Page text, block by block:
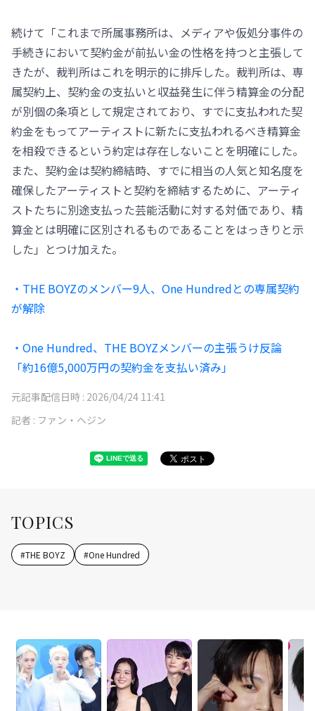
続けて「これまで所属事務所は、メディアや仮処分事件の
手続きにおいて契約金が前払い金の性格を持つと主張して
きたが、裁判所はこれを明示的に排斥した。裁判所は、専
属契約上、契約金の支払いと収益発生に伴う精算金の分配
が別個の条項として規定されており、すでに支払われた契
約金をもってアーティストに新たに支払われるべき精算金
を相殺できるという約定は存在しないことを明確にした。
また、契約金は契約締結時、すでに相当の人気と知名度を
確保したアーティストと契約を締結するために、アーティ
ストたちに別途支払った芸能活動に対する対価であり、精
算金とは明確に区別されるものであることをはっきりと示
した」とつけ加えた。
・THE BOYZのメンバー9人、One Hundredとの専属契約
が解除
・One Hundred、THE BOYZメンバーの主張うけ反論
「約16億5,000万円の契約金を支払い済み」
元記事配信日時 : 2026/04/24 11:41
記者 : ファン・ヘジン
TOPICS
#THE BOYZ #One Hundred